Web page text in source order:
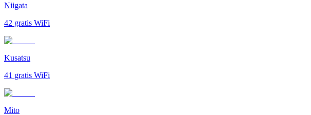
Niigata
42 gratis WiFi
Kusatsu
41 gratis WiFi
Mito